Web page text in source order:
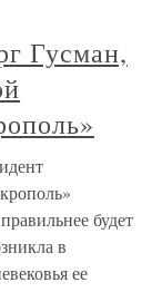
Гусман,
будет
в
ее